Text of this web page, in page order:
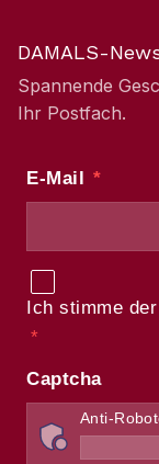
DAMALS-
Spannende
Ihr Postfach.